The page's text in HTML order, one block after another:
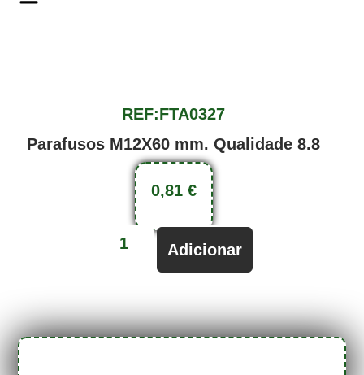
REF:FTA0327
Parafusos M12X60 mm. Qualidade 8.8
0,81 €
Adicionar